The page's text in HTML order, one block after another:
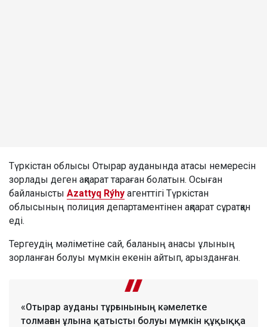
Түркістан облысы Отырар ауданында атасы немересін
зорлады деген ақпарат тараған болатын. Осыған
байланысты Azattyq Rýhy агенттігі Түркістан
облысының полиция департаментінен ақпарат сұратқан
еді.
Тергеудің мәліметіне сай, баланың анасы ұлының
зорланған болуы мүмкін екенін айтып, арызданған.
«Отырар ауданы тұрғынының кәмелетке
толмаған ұлына қатысты болуы мүмкін құқыққа